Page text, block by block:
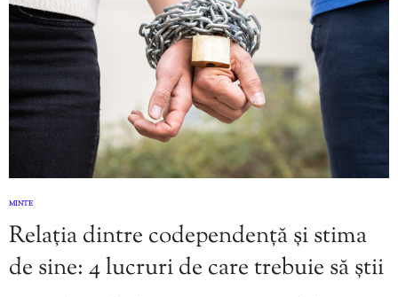
MINTE
Relația dintre codependență și stima
de sine: 4 lucruri de care trebuie să știi